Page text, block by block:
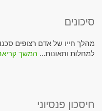
סיכונים
מהלך חייו של אדם רצופים
למחלות ותאונות... המשך
חיסכון פנסיוני